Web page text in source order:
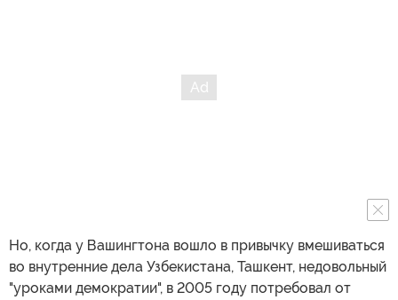
Но, когда у Вашингтона вошло в привычку вмешиваться
во внутренние дела Узбекистана, Ташкент, недовольный
"уроками демократии", в 2005 году потребовал от